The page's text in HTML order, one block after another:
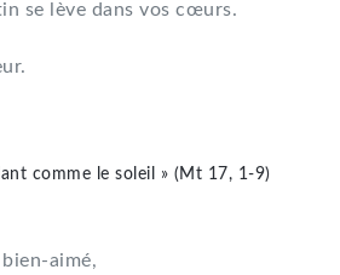
se lève dans vos cœurs.
comme le soleil » (Mt 17, 1-9)
aimé,